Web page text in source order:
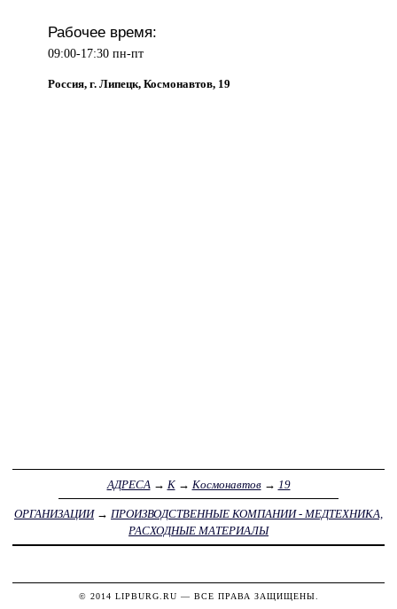
Рабочее время:
09:00-17:30 пн-пт
Россия, г. Липецк, Космонавтов, 19
АДРЕСА → К→ Космонавтов→ 19
ОРГАНИЗАЦИИ→ ПРОИЗВОДСТВЕННЫЕ КОМПАНИИ - МЕДТЕХНИКА,
РАСХОДНЫЕ МАТЕРИАЛЫ
© 2014 LIPBURG.RU — ВСЕ ПРАВА ЗАЩИЩЕНЫ.